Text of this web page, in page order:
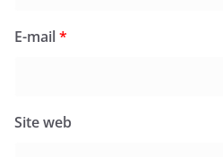
E-mail*
Site web